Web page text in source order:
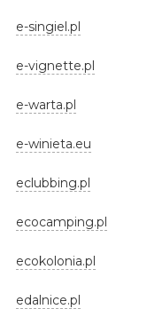
e-singiel.pl
e-vignette.pl
e-warta.pl
e-winieta.eu
eclubbing.pl
ecocamping.pl
ecokolonia.pl
edalnice.pl